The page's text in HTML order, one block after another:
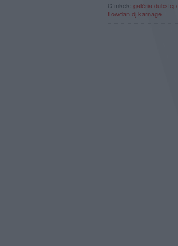
Címkék: galéria dubstep
flowdan dj karnage